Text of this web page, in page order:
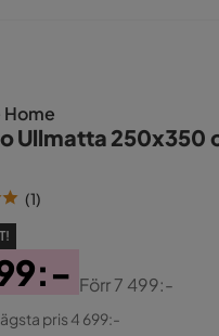
Home
Ullmatta 250x350
(1)
Förr7 499:-
pris 4 699:-